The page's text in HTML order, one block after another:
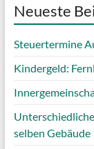
Neueste
Steuertermine
Kindergeld:
selben Gebäude